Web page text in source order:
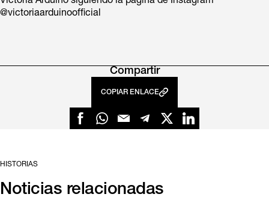
@victoriaarduinoofficial
Compartir
COPIAR ENLACE
HISTORIAS
Noticias relacionadas